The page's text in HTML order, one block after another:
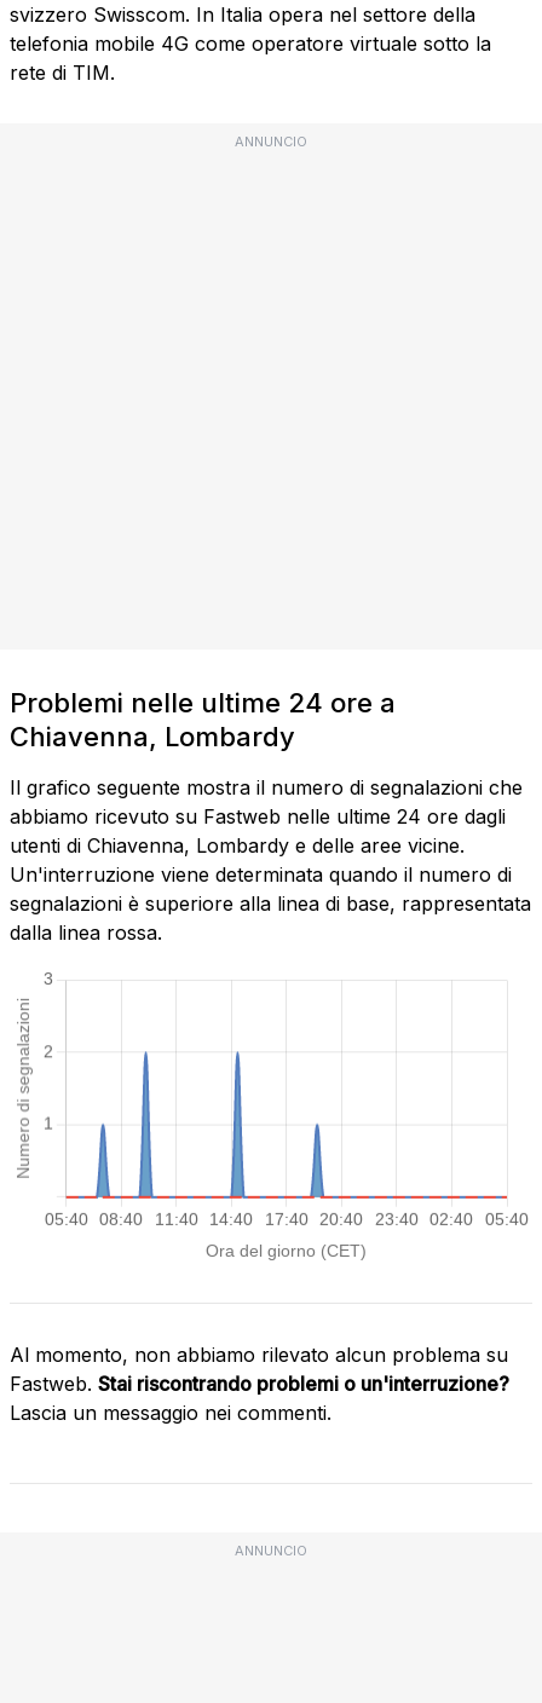
svizzero Swisscom. In Italia opera nel settore della
telefonia mobile 4G come operatore virtuale sotto la
rete di TIM.
ANNUNCIO
Problemi nelle ultime 24 ore a
Chiavenna, Lombardy
Il grafico seguente mostra il numero di segnalazioni che
abbiamo ricevuto su Fastweb nelle ultime 24 ore dagli
utenti di Chiavenna, Lombardy e delle aree vicine.
Un'interruzione viene determinata quando il numero di
segnalazioni è superiore alla linea di base, rappresentata
dalla linea rossa.
Al momento, non abbiamo rilevato alcun problema su
Fastweb. Stai riscontrando problemi o un'interruzione?
Lascia un messaggio nei commenti.
ANNUNCIO